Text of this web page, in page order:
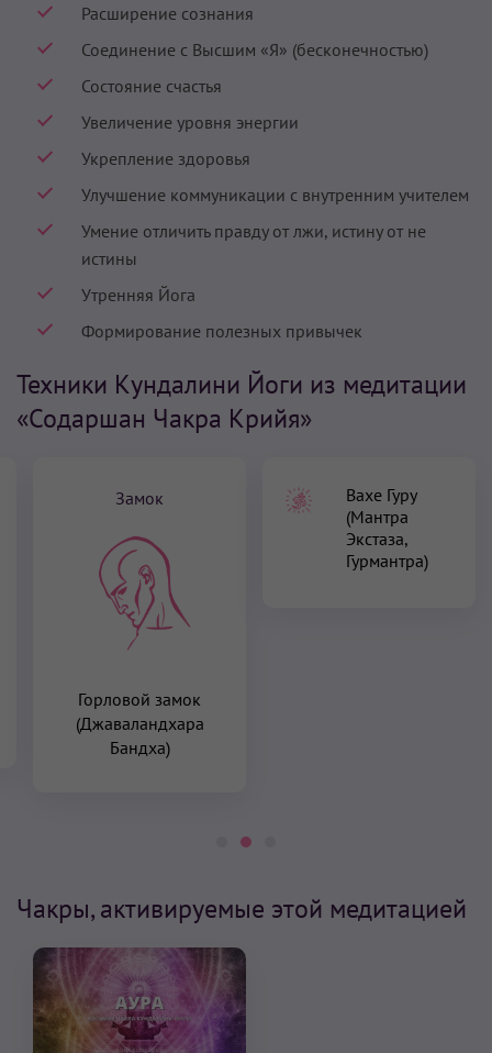
Расширение сознания
Соединение с Высшим «Я» (бесконечностью)
Состояние счастья
Увеличение уровня энергии
Укрепление здоровья
Улучшение коммуникации с внутренним учителем
Умение отличить правду от лжи, истину от не
истины
Утренняя Йога
Формирование полезных привычек
Техники Кундалини Йоги из медитации
«Содаршан Чакра Крийя»
Замок
Горловой замок
(Джаваландхара
Бандха)
Вахе Гуру
(Мантра
Экстаза,
Гурмантра)
Чакры, активируемые этой медитацией